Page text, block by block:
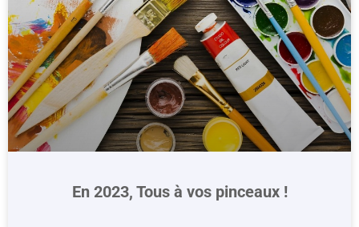
En 2023, Tous à vos pinceaux !